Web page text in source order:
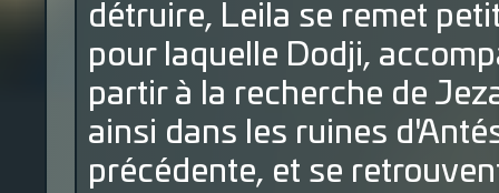
détruire, Leila se remet
pour laquelle Dodji,
partir à la recherche de
ainsi dans les ruines
précédente, et se